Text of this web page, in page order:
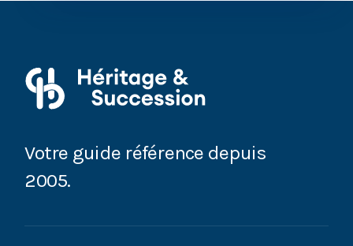
Succession : avez-vous pensé à l’attribution
préférentielle ?
possible de changer d’avis ?
Succession : pensez à préparer le partage des
Votre guide référence depuis
2005.